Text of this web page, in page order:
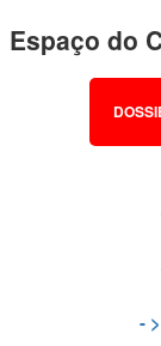
Espaço do
- >